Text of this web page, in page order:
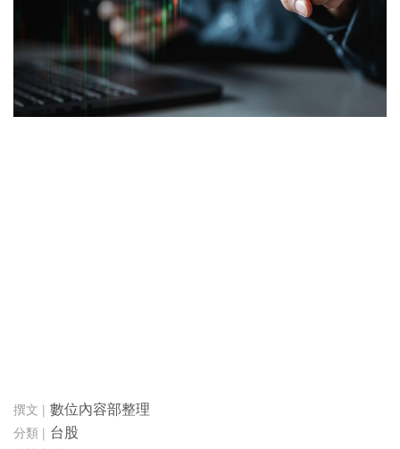
數位內容部整理
台股